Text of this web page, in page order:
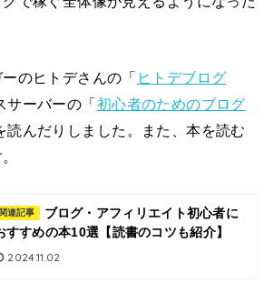
のヒトデさんの「 ヒトデブログ
サーバーの「 初⼼者のためのブログ
読んだりしました。また、本を読む
関連記事
ブログ・アフィリエイト初心者に
すすめの本10選【読書のコツも紹介】
2024.11.02